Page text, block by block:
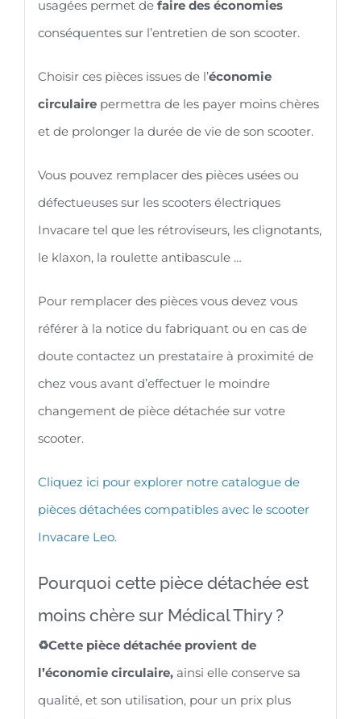
usagées permet defaire des économies
conséquentes sur l’entretien de son scooter.
Choisir ces pièces issues de l’économie
circulairepermettra de les payer moins chères
et de prolonger la durée de vie de son scooter.
Vous pouvez remplacer des pièces usées ou
défectueuses sur les scooters électriques
Invacare tel que les rétroviseurs, les clignotants,
le klaxon, la roulette antibascule …
Pour remplacer des pièces vous devez vous
référer à la notice du fabriquant ou en cas de
doute contactez un prestataire à proximité de
chez vous avant d’effectuer le moindre
changement de pièce détachée sur votre
scooter.
Cliquez ici pour explorer notre catalogue de
pièces détachées compatibles avec le scooter
Invacare Leo.
Pourquoi cette pièce détachée est
moins chère sur Médical Thiry ?
♻️Cette pièce détachée provient de
l’économie circulaire,ainsi elle conserve sa
qualité, et son utilisation, pour un prix plus